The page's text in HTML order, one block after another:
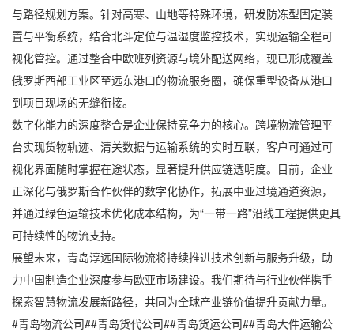
与路径规划方案。针对高寒、山地等特殊环境，研发防冻型固定装
置与平衡系统，结合北斗定位与温湿度监控技术，实现运输全程可
视化管控。通过整合中欧班列资源与境外配送网络，现已形成覆盖
俄罗斯西部工业区至远东港口的物流服务圈，确保重型设备从港口
到项目现场的无缝衔接。
数字化能力的深度整合是企业保持竞争力的核心。跨境物流管理平
台实现货物轨迹、清关数据与运输系统的实时互联，客户可通过可
视化界面随时掌握在途状态，显著提升供应链透明度。目前，企业
正深化与俄罗斯合作伙伴的数字化协作，拓展中亚过境通道资源，
并通过绿色运输技术优化成本结构，为“一带一路”沿线工程提供更具
可持续性的物流支持。
展望未来，青岛淳远国际物流将持续推进技术创新与服务升级，助
力中国制造企业深度参与欧亚市场建设。我们期待与行业伙伴携手
探索智慧物流发展新路径，共同为全球产业链价值提升贡献力量。
#青岛物流公司##青岛货代公司##青岛货运公司##青岛大件运输公